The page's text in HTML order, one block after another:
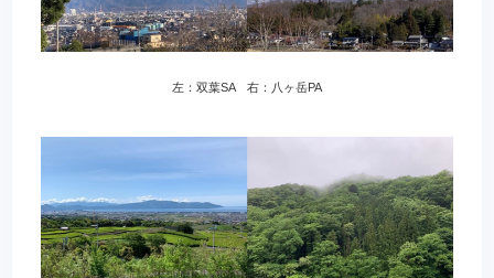
左：双葉SA 右：八ヶ岳PA